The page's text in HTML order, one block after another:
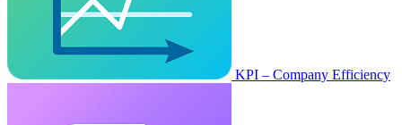
KPI – Company Efficiency